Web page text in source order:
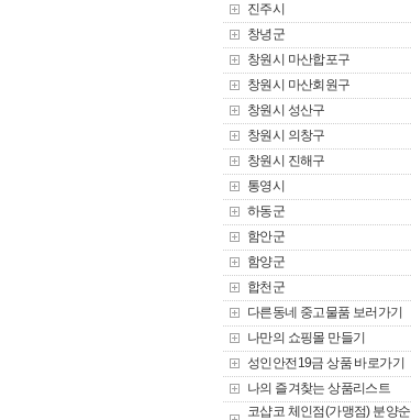
진주시
창녕군
창원시 마산합포구
창원시 마산회원구
창원시 성산구
창원시 의창구
창원시 진해구
통영시
하동군
함안군
함양군
합천군
다른동네 중고물품 보러가기
나만의 쇼핑몰 만들기
성인안전19금 상품 바로가기
나의 즐겨찾는 상품리스트
코샵코 체인점(가맹점) 분양순